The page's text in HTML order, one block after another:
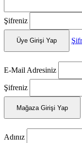
Şifreniz
Üye Girişi Yap
E-Mail Adresiniz
Şifreniz
Mağaza Girişi Yap
Adınız